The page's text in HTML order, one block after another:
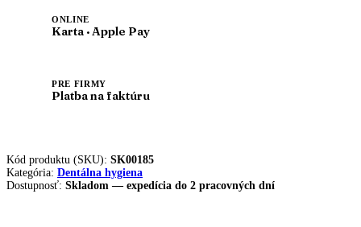
ONLINE
Karta · Apple Pay
PRE FIRMY
Platba na faktúru
Kód produktu (SKU): SK00185
Kategória: Dentálna hygiena
Dostupnosť: Skladom — expedícia do 2 pracovných dní